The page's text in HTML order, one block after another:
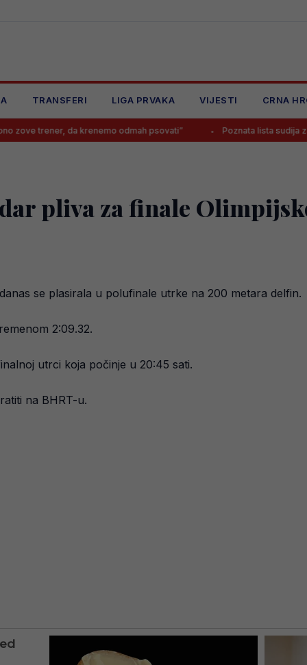
TRANSFERI LIGA PRVAKA VIJESTI CRNA
da krenemo odmah psovati” Poznata lista sudija za novu
pliva za finale
se plasirala u polufinale utrke na 200 metara delfin.
2:09.32.
utrci koja počinje u 20:45 sati.
na BHRT-u.